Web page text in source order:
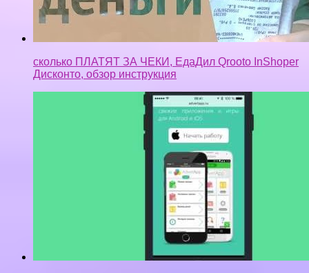
сколько ПЛАТЯТ ЗА ЧЕКИ, ЕдаДил Qrooto InShoper
Дисконто, обзор инструкция